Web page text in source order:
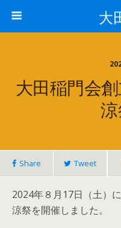
大
大田稲門会
Share Tweet
2024年８月17日（土）
涼祭を開催しました。